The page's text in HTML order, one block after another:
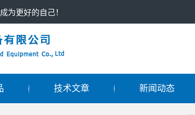
为更好的自己！
技术文章 新闻动态